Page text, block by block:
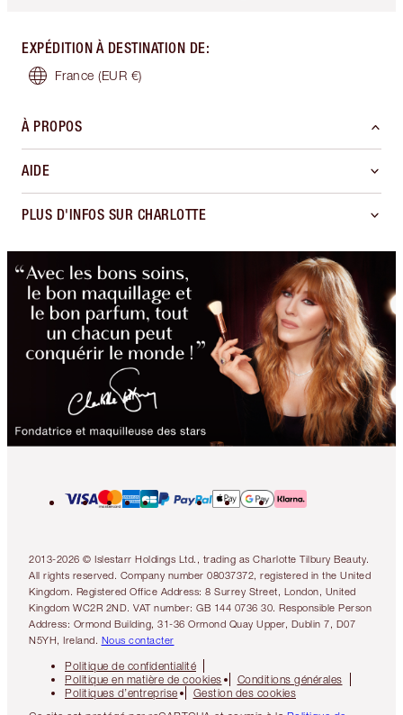
EXPÉDITION À DESTINATION DE:
France (EUR €)
À PROPOS
AIDE
PLUS D'INFOS SUR CHARLOTTE
2013-2026 © Islestarr Holdings Ltd., trading as Charlotte Tilbury Beauty.
All rights reserved. Company number 08037372, registered in the United
Kingdom. Registered Office Address: 8 Surrey Street, London, United
Kingdom WC2R 2ND. VAT number: GB 144 0736 30. Responsible Person
Address: Ormond Building, 31-36 Ormond Quay Upper, Dublin 7, D07
N5YH, Ireland.
Nous contacter
Politique de confidentialité
Politique en matière de cookies
Conditions générales
Politiques d’entreprise
Gestion des cookies